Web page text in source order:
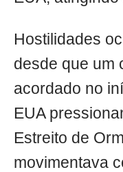
Hostilidades
desde que um
acordado no
EUA
Estreito de
movimentava